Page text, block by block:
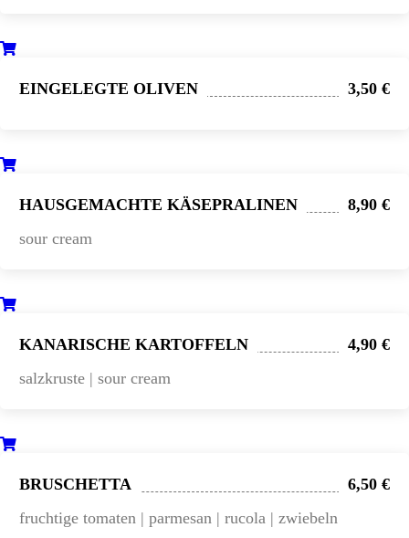
EINGELEGTE OLIVEN 3,50 €
HAUSGEMACHTE KÄSEPRALINEN
8,90 €
sour cream
KANARISCHE KARTOFFELN
4,90 €
salzkruste | sour cream
BRUSCHETTA
6,50 €
fruchtige tomaten | parmesan | rucola | zwiebeln